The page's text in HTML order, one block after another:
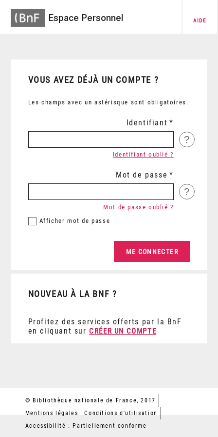
Espace Personnel AIDE
VOUS AVEZ DÉJÀ UN COMPTE ?
Les champs avec un astérisque sont obligatoires.
Identifiant
?
Identifiant oublié ?
Mot de passe
?
Afficher mot de passe
Mot de passe oublié ?
NOUVEAU À LA BNF ?
Profitez des services offerts par la BnF
en cliquant sur CRÉER UN COMPTE
© Bibliothèque nationale de France, 2017
Mentions légales
Conditions d'utilisation
Accessibilité : Partiellement conforme